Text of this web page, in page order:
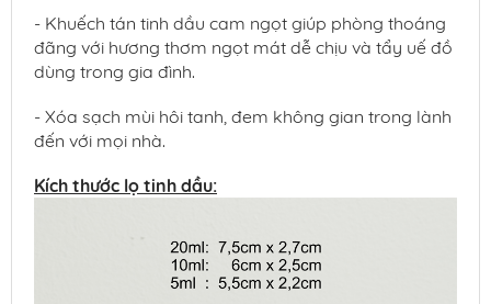
- Khuếch tán tinh dầu cam ngọt giúp phòng thoáng
đãng với hương thơm ngọt mát dễ chịu và tẩy uế đồ
dùng trong gia đình.
- Xóa sạch mùi hôi tanh, đem không gian trong lành
đến với mọi nhà.
Kích thước lọ tinh dầu: